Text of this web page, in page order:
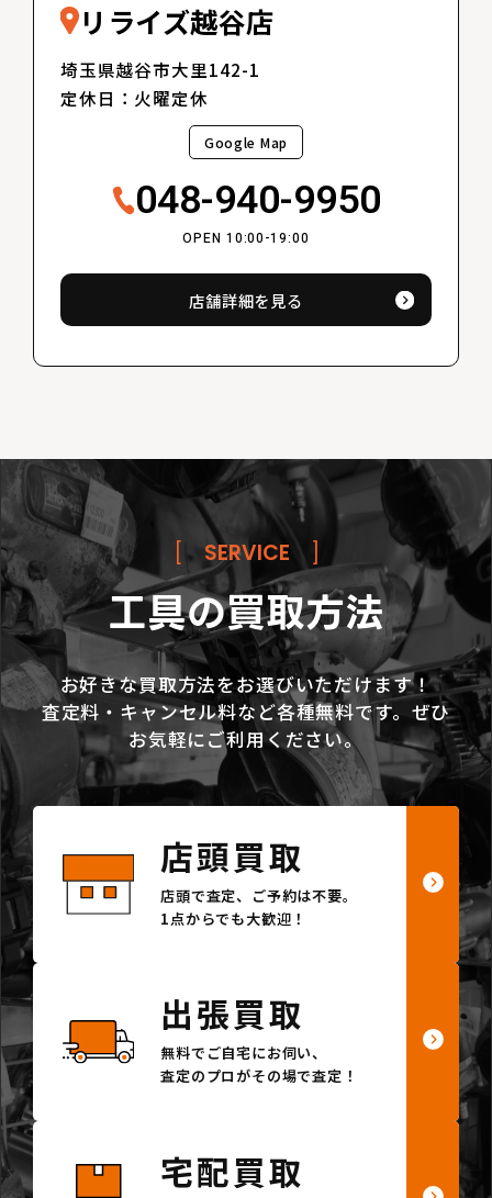
リライズ越谷店
埼玉県越谷市大里142-1
定休日：火曜定休
Google Map
048-940-9950
OPEN 10:00-19:00
店舗詳細を見る
SERVICE
工具の買取方法
お好きな買取方法をお選びいただけます！
査定料・キャンセル料など各種無料です。ぜひ
お気軽にご利用ください。
店頭買取
店頭で査定、ご予約は不要。
1点からでも大歓迎！
出張買取
無料でご自宅にお伺い、
査定のプロがその場で査定！
宅配買取